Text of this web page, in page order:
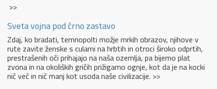
>>
Sveta vojna pod črno zastavo
Zdaj, ko bradati, temnopolti možje mrkih obrazov, njihove v
rute zavite ženske s culami na hrbtih in otroci široko odprtih,
prestrašenih oči prihajajo na naša ozemlja, pa bijemo plat
zvona in na okoliških gričih prižigamo ognje, kot da je na kocki
nič več in nič manj kot usoda naše civilizacije. >>